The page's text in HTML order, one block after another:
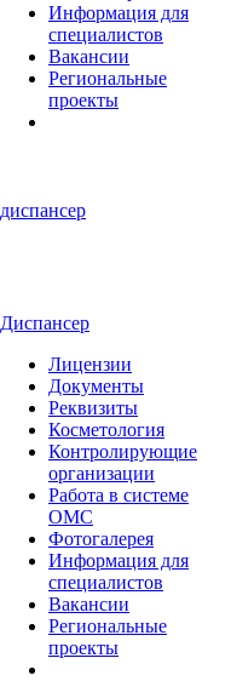
Информация для
специалистов
Вакансии
Региональные
проекты
Диспансер
Лицензии
Документы
Реквизиты
Косметология
Контролирующие
организации
Работа в системе
ОМС
Фотогалерея
Информация для
специалистов
Вакансии
Региональные
проекты